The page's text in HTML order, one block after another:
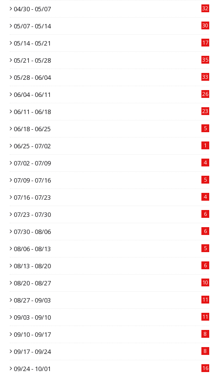
04/30 - 05/07 32
05/07 - 05/14 30
05/14 - 05/21 17
05/21 - 05/28 35
05/28 - 06/04 33
06/04 - 06/11 26
06/11 - 06/18 23
06/18 - 06/25 5
06/25 - 07/02 1
07/02 - 07/09 4
07/09 - 07/16 5
07/16 - 07/23 4
07/23 - 07/30 6
07/30 - 08/06 6
08/06 - 08/13 5
08/13 - 08/20 6
08/20 - 08/27 10
08/27 - 09/03 11
09/03 - 09/10 11
09/10 - 09/17 8
09/17 - 09/24 8
09/24 - 10/01 16